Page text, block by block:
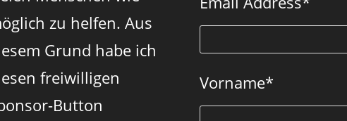
zu helfen. Aus
Grund habe ich
freiwilligen
Button
new
tab
new
tab
new
tab
Vorname*